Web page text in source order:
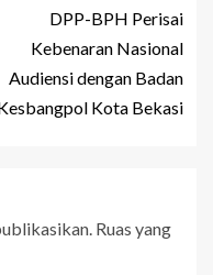
DPP-BPH Perisai
Kebenaran Nasional
Audiensi dengan Badan
Kota Bekasi
Ruas yang